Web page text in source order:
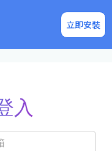
立即安裝
企業求才
入